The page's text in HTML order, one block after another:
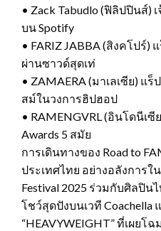
• Zack Tabudlo (ฟิลิปปินส์)
บน Spotify
• FARIZ JABBA (สิงคโปร์)
ผ่านซาวด์สุดเท่
• ZAMAERA (มาเลเซีย) แ
สม์ในวงการฮิปฮอป
• RAMENGVRL (อินโดนีเซี
Awards 5 สมัย
การเดินทางของ Road to
ประเทศไทย อย่างอลังการใ
Festival 2025 ร่วมกับศิลปิน
โชว์สุดปังบนเวที Coachella
“HEAVYWEIGHT” ที่เผยโ